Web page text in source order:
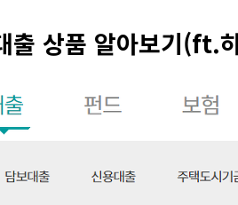
출 상품 알아보기(ft.